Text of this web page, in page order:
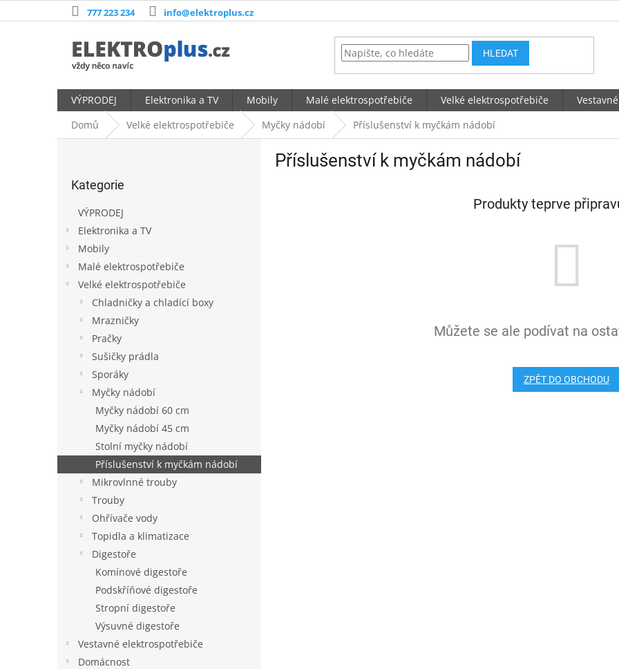
na
777 223 234 info@elektroplus.cz
HLEDAT
VÝPRODEJ Elektronika a TV Mobily Malé elektrospotřebiče Velké elektrospotřebiče
Domů
Velké elektrospotřebiče Myčky nádobí Příslušenství k myčkám nádobí
kategorie
Kategorie
VÝPRODEJ
Elektronika a TV
Mobily
Malé elektrospotřebiče
Velké elektrospotřebiče
Chladničky a chladící boxy
Mrazničky
Pračky
Sušičky prádla
Sporáky
Myčky nádobí
Myčky nádobí 60 cm
Myčky nádobí 45 cm
Stolní myčky nádobí
Příslušenství k myčkám nádobí
Mikrovlnné trouby
Trouby
Ohřívače vody
Topidla a klimatizace
Digestoře
Komínové digestoře
Podskříňové digestoře
Stropní digestoře
Výsuvné digestoře
Vestavné elektrospotřebiče
Domácnost
Příslušenství k myčkám nádobí
Produkty teprve
Můžete se ale podívat na
ZPĚT DO OBCHODU